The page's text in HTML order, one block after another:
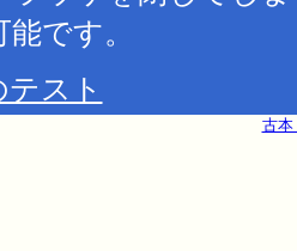
です。
テスト
古本